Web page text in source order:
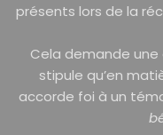
présents lors de la
Cela demande une
stipule qu’en
accorde foi à un